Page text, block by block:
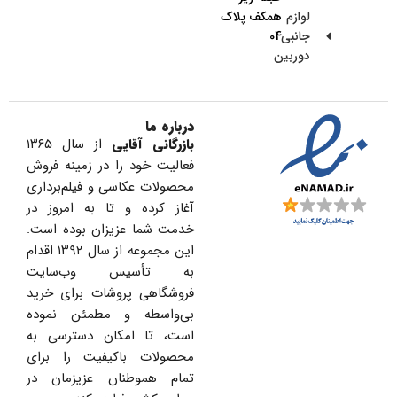
لوازم
جانبی
دوربین
همکف پلاک
04
درباره ما
بازرگانی آقایی
از سال ۱۳۶۵
فعالیت خود را در زمینه فروش
محصولات عکاسی و فیلم‌برداری
آغاز کرده و تا به امروز در
خدمت شما عزیزان بوده است.
این مجموعه از سال ۱۳۹۲ اقدام
به تأسیس وب‌سایت
فروشگاهی پروشات برای خرید
بی‌واسطه و مطمئن نموده
است، تا امکان دسترسی به
محصولات باکیفیت را برای
تمام هموطنان عزیزمان در